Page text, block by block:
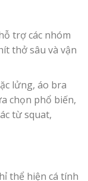
trợ các nhóm
thở sâu và vận
lửng, áo bra
chọn phổ biến,
từ squat,
thể hiện cá tính